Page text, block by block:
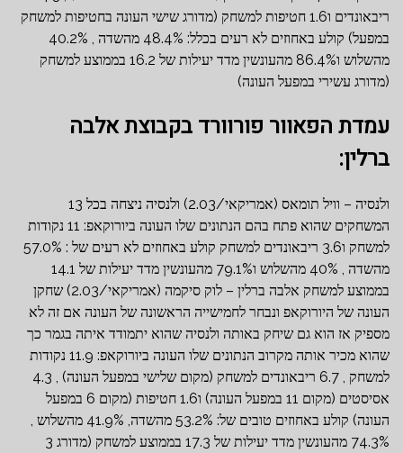
ריבאונדים ו1.6 חטיפות למשחק (מדורג שישי העונה בחטיפות למשחק
במפעל) קולע באחוזים לא רעים בכלל: 48.4% מהשדה , 40.2%
מהשלוש ו86.4% מהעונשין מדד יעילות של 16.2 בממוצע למשחק
(מדורג עשירי במפעל העונה)
עמדת הפאוור פורוורד בקבוצת אלבה
ברלין:
ולנסיה – וויל תומאס (אמריקאי/2.03) ולנסיה ניצחה בכל 13
המשחקים שהוא פתח בהם הנתונים שלו העונה ביורוקאפ: 11 נקודות
למשחק ו3.6 ריבאונדים למשחק קולע באחוזים לא רעים של : 57.0%
מהשדה , 40% מהשלוש ו79.1% מהעונשין מדד יעילות של 14.1
בממוצע למשחק אלבה ברלין – לוק סיקמה (אמריקאי/2.03) שחקן
העונה של היורוקאפ ונבחר לחמישייה הראשונה של העונה אם זה לא
מספיק אז הוא גם שיחק באותה ולנסיה שהוא יתמודד איתה בגמר כך
שהוא מכיר אותה מקרוב הנתונים שלו העונה ביורוקאפ: 11.9 נקודות
למשחק , 6.7 ריבאונדים למשחק (מקום שלישי במפעל העונה) , 4.3
אסיסטים (מקום 11 במפעל העונה) ו1.6 חטיפות (מקום 6 במפעל
העונה) קולע באחוזים טובים של: 53.2% מהשדה, 41.9% מהשלוש ,
74.3% מהעונשין מדד יעילות של 17.3 בממוצע למשחק (מדורג 3